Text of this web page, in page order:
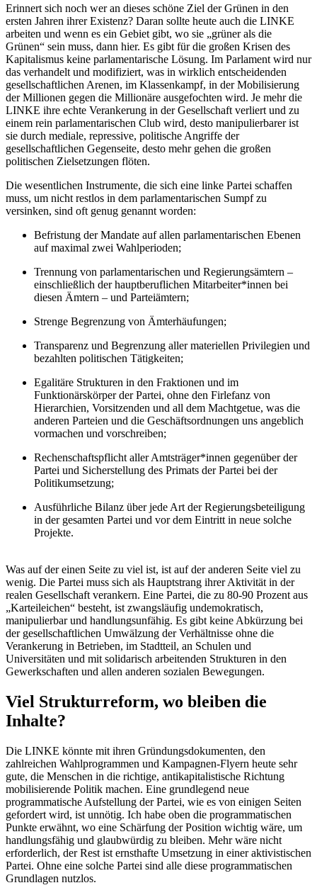
Erinnert sich noch wer an dieses schöne Ziel der Grünen in den
ersten Jahren ihrer Existenz? Daran sollte heute auch die LINKE
arbeiten und wenn es ein Gebiet gibt, wo sie „grüner als die
Grünen“ sein muss, dann hier. Es gibt für die großen Krisen des
Kapitalismus keine parlamentarische Lösung. Im Parlament wird nur
das verhandelt und modifiziert, was in wirklich entscheidenden
gesellschaftlichen Arenen, im Klassenkampf, in der Mobilisierung
der Millionen gegen die Millionäre ausgefochten wird. Je mehr die
LINKE ihre echte Verankerung in der Gesellschaft verliert und zu
einem rein parlamentarischen Club wird, desto manipulierbarer ist
sie durch mediale, repressive, politische Angriffe der
gesellschaftlichen Gegenseite, desto mehr gehen die großen
politischen Zielsetzungen flöten.
Die wesentlichen Instrumente, die sich eine linke Partei schaffen
muss, um nicht restlos in dem parlamentarischen Sumpf zu
versinken, sind oft genug genannt worden:
Befristung der Mandate auf allen parlamentarischen Ebenen
auf maximal zwei Wahlperioden;
Trennung von parlamentarischen und Regierungsämtern –
einschließlich der hauptberuflichen Mitarbeiter*innen bei
diesen Ämtern – und Parteiämtern;
Strenge Begrenzung von Ämterhäufungen;
Transparenz und Begrenzung aller materiellen Privilegien und
bezahlten politischen Tätigkeiten;
Egalitäre Strukturen in den Fraktionen und im
Funktionärskörper der Partei, ohne den Firlefanz von
Hierarchien, Vorsitzenden und all dem Machtgetue, was die
anderen Parteien und die Geschäftsordnungen uns angeblich
vormachen und vorschreiben;
Rechenschaftspflicht aller Amtsträger*innen gegenüber der
Partei und Sicherstellung des Primats der Partei bei der
Politikumsetzung;
Ausführliche Bilanz über jede Art der Regierungsbeteiligung
in der gesamten Partei und vor dem Eintritt in neue solche
Projekte.
Was auf der einen Seite zu viel ist, ist auf der anderen Seite viel zu
wenig. Die Partei muss sich als Hauptstrang ihrer Aktivität in der
realen Gesellschaft verankern. Eine Partei, die zu 80-90 Prozent aus
„Karteileichen“ besteht, ist zwangsläufig undemokratisch,
manipulierbar und handlungsunfähig. Es gibt keine Abkürzung bei
der gesellschaftlichen Umwälzung der Verhältnisse ohne die
Verankerung in Betrieben, im Stadtteil, an Schulen und
Universitäten und mit solidarisch arbeitenden Strukturen in den
Gewerkschaften und allen anderen sozialen Bewegungen.
Viel Strukturreform, wo bleiben die
Inhalte?
Die LINKE könnte mit ihren Gründungsdokumenten, den
zahlreichen Wahlprogrammen und Kampagnen-Flyern heute sehr
gute, die Menschen in die richtige, antikapitalistische Richtung
mobilisierende Politik machen. Eine grundlegend neue
programmatische Aufstellung der Partei, wie es von einigen Seiten
gefordert wird, ist unnötig. Ich habe oben die programmatischen
Punkte erwähnt, wo eine Schärfung der Position wichtig wäre, um
handlungsfähig und glaubwürdig zu bleiben. Mehr wäre nicht
erforderlich, der Rest ist ernsthafte Umsetzung in einer aktivistischen
Partei. Ohne eine solche Partei sind alle diese programmatischen
Grundlagen nutzlos.